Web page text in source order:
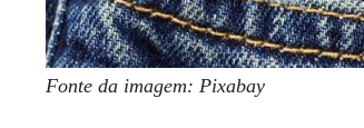
Fonte da imagem: Pixabay